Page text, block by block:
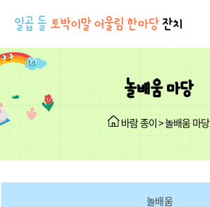
일곱 돌 토박이말 어울림 한마당잔치
놀배움 마당
바람 종이 > 놀배움 마당
놀배움